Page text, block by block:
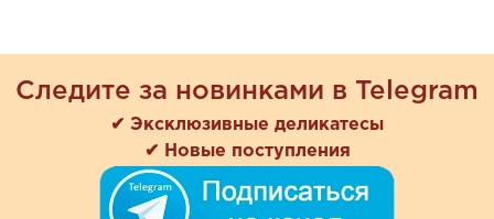
Следите за новинками в Telegram
✔ Эксклюзивные деликатесы
✔ Новые поступления